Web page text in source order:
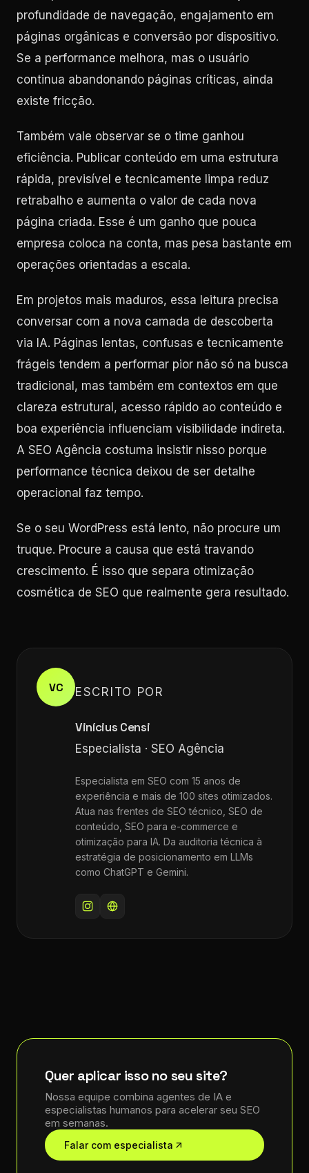
profundidade de navegação, engajamento em
páginas orgânicas e conversão por dispositivo.
Se a performance melhora, mas o usuário
continua abandonando páginas críticas, ainda
existe fricção.
Também vale observar se o time ganhou
eficiência. Publicar conteúdo em uma estrutura
rápida, previsível e tecnicamente limpa reduz
retrabalho e aumenta o valor de cada nova
página criada. Esse é um ganho que pouca
empresa coloca na conta, mas pesa bastante em
operações orientadas a escala.
Em projetos mais maduros, essa leitura precisa
conversar com a nova camada de descoberta
via IA. Páginas lentas, confusas e tecnicamente
frágeis tendem a performar pior não só na busca
tradicional, mas também em contextos em que
clareza estrutural, acesso rápido ao conteúdo e
boa experiência influenciam visibilidade indireta.
A SEO Agência costuma insistir nisso porque
performance técnica deixou de ser detalhe
operacional faz tempo.
Se o seu WordPress está lento, não procure um
truque. Procure a causa que está travando
crescimento. É isso que separa otimização
cosmética de SEO que realmente gera resultado.
VC ESCRITO POR
Vinícius Censi
Especialista · SEO Agência
Especialista em SEO com 15 anos de
experiência e mais de 100 sites otimizados.
Atua nas frentes de SEO técnico, SEO de
conteúdo, SEO para e-commerce e
otimização para IA. Da auditoria técnica à
estratégia de posicionamento em LLMs
como ChatGPT e Gemini.
Quer aplicar isso no seu site?
Nossa equipe combina agentes de IA e
especialistas humanos para acelerar seu SEO
em semanas.
Falar com especialista